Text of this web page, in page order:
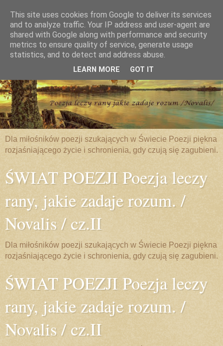
Dla miłośników poezji szukających w Świecie Poezji piękna
rozjaśniającego życie i schronienia, gdy czują się zagubieni.
ŚWIAT POEZJI Poezja leczy
rany, jakie zadaje rozum. /
Novalis / cz.II
Dla miłośników poezji szukających w Świecie Poezji piękna
rozjaśniającego życie i schronienia, gdy czują się zagubieni.
ŚWIAT POEZJI Poezja leczy
rany, jakie zadaje rozum. /
Novalis / cz.II
This site uses cookies from Google to deliver its services
and to analyze traffic. Your IP address and user-agent are
shared with Google along with performance and security
metrics to ensure quality of service, generate usage
statistics, and to detect and address abuse.
LEARN MORE GOT IT